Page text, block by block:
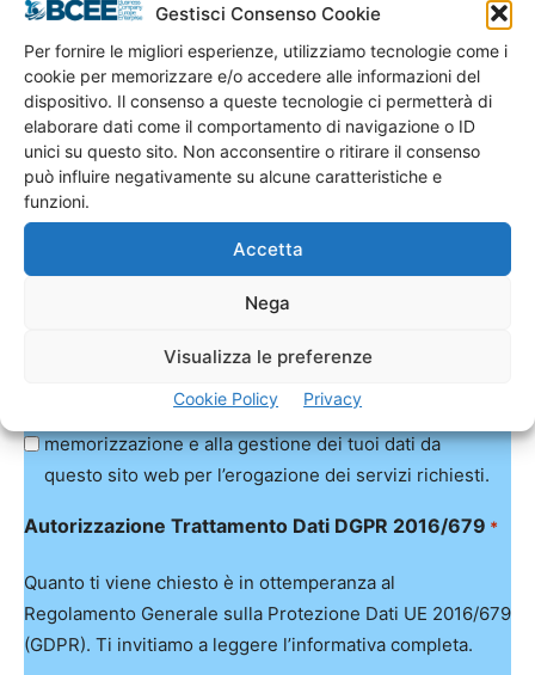
Gestisci Consenso Cookie
Per fornire le migliori esperienze, utilizziamo tecnologie come i
cookie per memorizzare e/o accedere alle informazioni del
dispositivo. Il consenso a queste tecnologie ci permetterà di
elaborare dati come il comportamento di navigazione o ID
unici su questo sito. Non acconsentire o ritirare il consenso
può influire negativamente su alcune caratteristiche e
funzioni.
Accetta
Nega
Visualizza le preferenze
Cookie Policy Privacy
Autorizzazione Trattamento Dati DGPR 2016/679
Quanto ti viene chiesto è in ottemperanza al
(GDPR). Ti invitiamo a leggere l’informativa completa.
Utilizzando questo modulo acconsento alla
memorizzazione e alla gestione dei tuoi dati da
questo sito web per l’erogazione dei servizi richiesti.
Autorizzazione Trattamento Dati DGPR 2016/679 *
Quanto ti viene chiesto è in ottemperanza al
Regolamento Generale sulla Protezione Dati UE 2016/679
(GDPR). Ti invitiamo a leggere l’informativa completa.